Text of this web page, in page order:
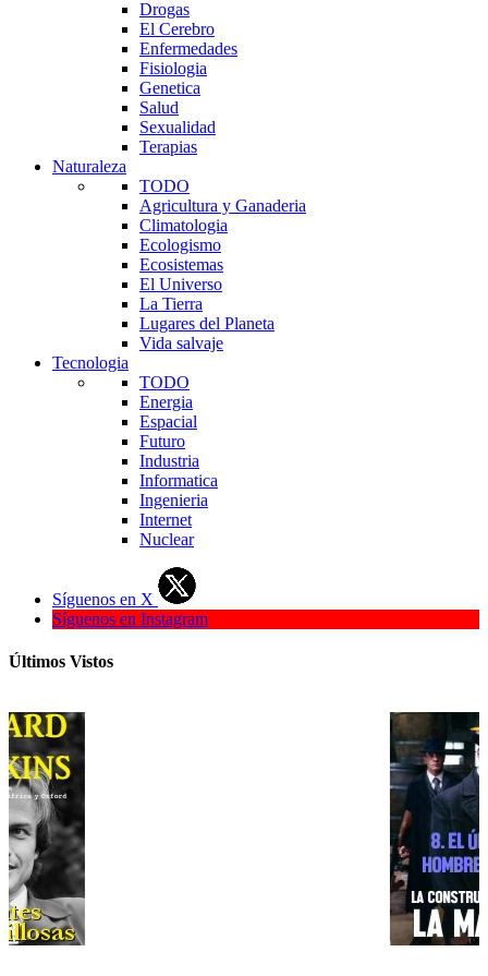
Drogas
El Cerebro
Enfermedades
Fisiologia
Genetica
Salud
Sexualidad
Terapias
Naturaleza
TODO
Agricultura y Ganaderia
Climatologia
Ecologismo
Ecosistemas
El Universo
La Tierra
Lugares del Planeta
Vida salvaje
Tecnologia
TODO
Energia
Espacial
Futuro
Industria
Informatica
Ingenieria
Internet
Nuclear
Síguenos en X
Síguenos en Instagram
Últimos Vistos